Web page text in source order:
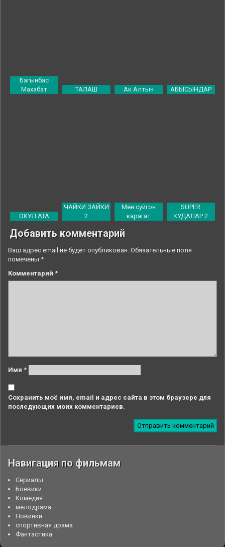
Багынбас
Махабат
ТАЛАШ Ак Алтын АБЫСЫНДАР
ОКУЛ АТА
ЧАЙКИ ЗАЙКИ
2
Мен суйгон
карагат
SUPER
КУДАЛАР 2
Добавить комментарий
Ваш адрес email не будет опубликован. Обязательные поля
помечены *
Комментарий *
Имя *
Сохранить моё имя, email и адрес сайта в этом браузере для
последующих моих комментариев.
Навигация по фильмам
Cериалы
Боевики
Комедия
мелодрама
Новинки
спортивная драма
Фантастика